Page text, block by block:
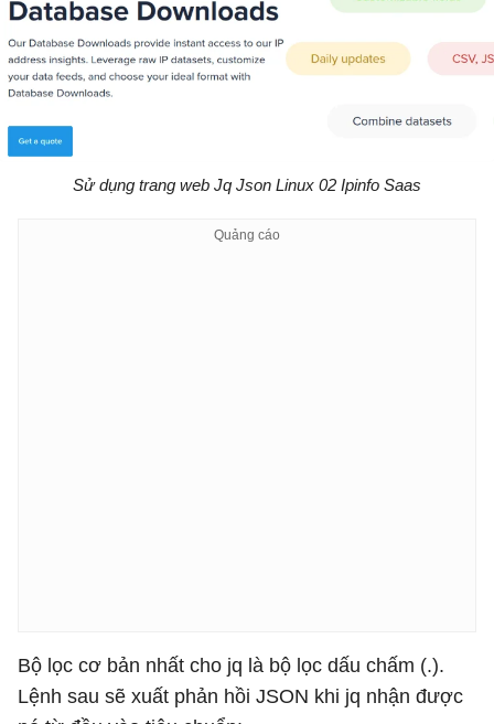
Sử dụng trang web Jq Json Linux 02 Ipinfo Saas
Bộ lọc cơ bản nhất cho jq là bộ lọc dấu chấm (.).
Lệnh sau sẽ xuất phản hồi JSON khi jq nhận được